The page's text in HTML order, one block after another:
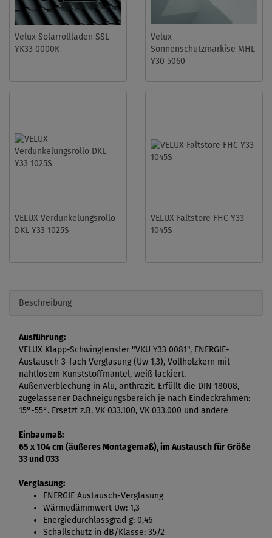
Velux Solarrollladen SSL
YK33 0000K
Velux
Sonnenschutzmarkise MHL
Y30 5060
VELUX Verdunkelungsrollo
DKL Y33 1025S
VELUX Faltstore FHC Y33
1045S
Beschreibung
Ausführung:
VELUX Klapp-Schwingfenster "VKU Y33 0081", ENERGIE-
Austausch 3-fach Verglasung (Uw 1,3), Vollholzkern mit
nahtlosem Kunststoffmantel, weiß lackiert.
Außenverblechung in Alu, anthrazit. Erfüllt die DIN 18008,
zugelassener Dachneigungsbereich je nach Eindeckrahmen:
15°-55°. Ersetzt z.B. VK 033.100, VK 033.000 und andere
Einbaumaß:
65 x 104 cm (äußeres Montagemaß), im Austausch für Größe
33 und 033
Verglasung:
ENERGIE Austausch-Verglasung
Wärmedämmwert Uw: 1,3
Energiedurchlassgrad g: 0,46
Schallschutz in dB/Klasse: 35/2